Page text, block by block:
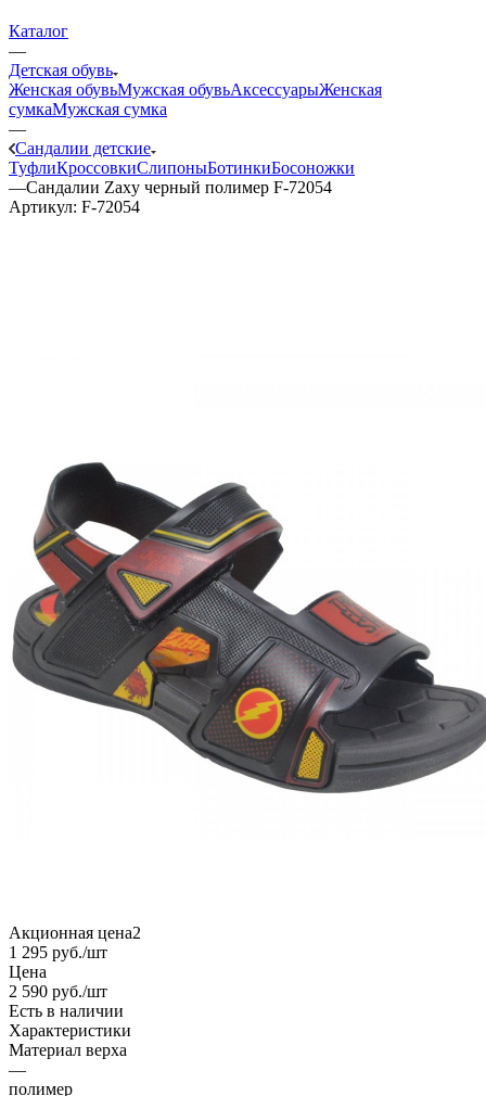
Каталог
—
Детская обувь
Женская обувьМужская обувьАксессуарыЖенская
сумкаМужская сумка
—
Сандалии детские
ТуфлиКроссовкиСлипоныБотинкиБосоножки
—Сандалии Zaxy черный полимер F-72054
Артикул: F-72054
Акционная цена2
1 295 руб./шт
Цена
2 590 руб./шт
Есть в наличии
Характеристики
Материал верха
—
полимер